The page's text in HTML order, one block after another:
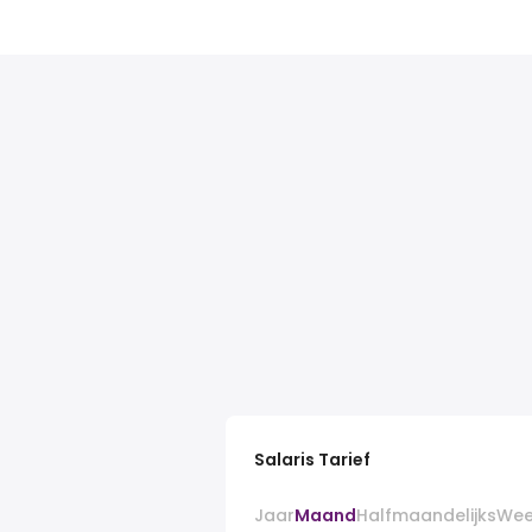
Salaris Tarief
JaarMaandHalfmaandelijks